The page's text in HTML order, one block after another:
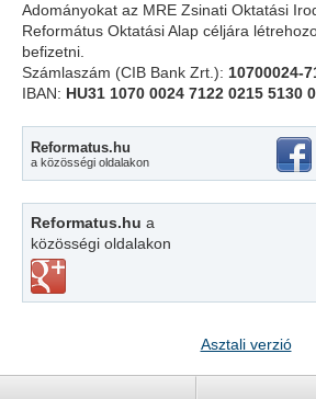
Adományokat az MRE Zsinati Oktatási
Református Oktatási Alap céljára
befizetni.
Számlaszám (CIB Bank Zrt.): 10700024-
IBAN: HU31 1070 0024 7122 0215 5130
Reformatus.hu
a közösségi oldalakon
Reformatus.hu a
közösségi oldalakon
Asztali verzió